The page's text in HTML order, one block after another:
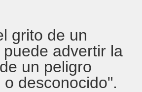
grito de un
advertir la
un peligro
desconocido".